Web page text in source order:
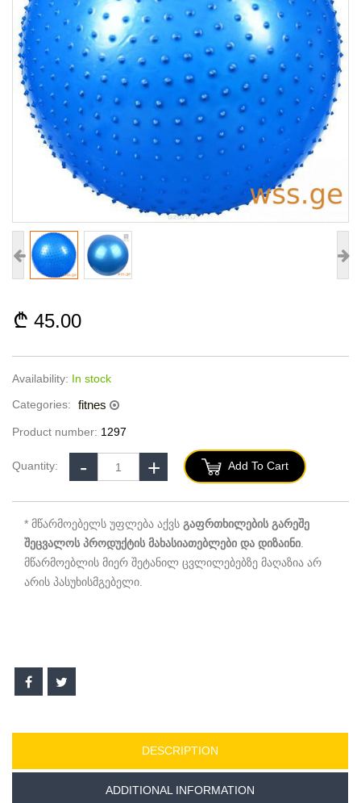
45.00
Availability: In stock
Categories:
fitnes
Product number: 1297
Quantity: Add To Cart
* მწარმოებელს უფლება აქვს გაფრთხილების გარეშე
შეცვალოს პროდუქტის მახასიათებლები და დიზაინი
მწარმოებლის მიერ შეტანილ ცვლილებებზე მაღაზია არ
არის პასუხისმგებელი.
DESCRIPTION
ADDITIONAL INFORMATION